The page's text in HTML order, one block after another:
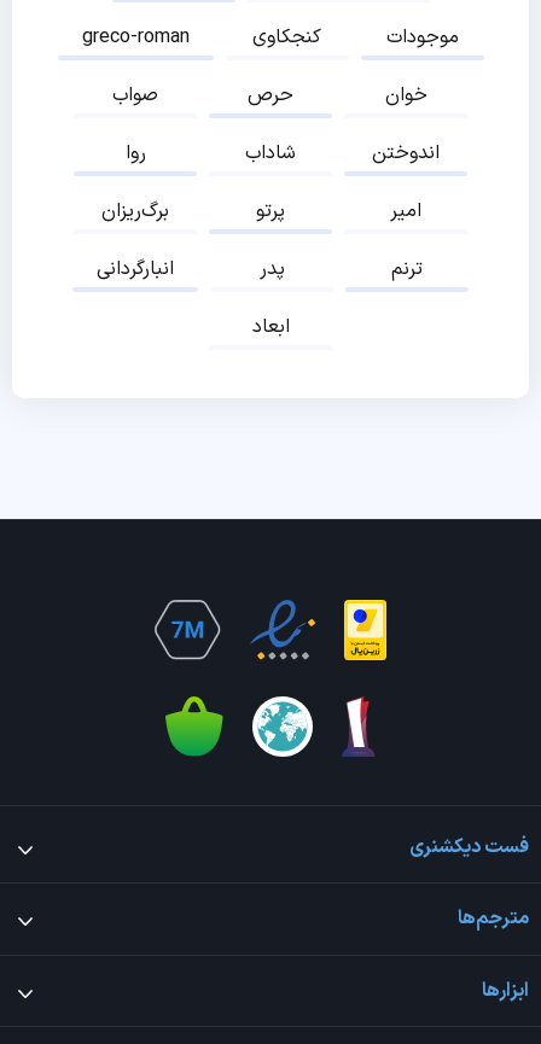
greco-roman
کنجکاوی
موجودات
صواب
حرص
خوان
روا
شاداب
اندوختن
برگ‌ریزان
پرتو
امیر
انبارگردانی
پدر
ترنم
ابعاد
فست دیکشنری
مترجم‌ها
ابزارها